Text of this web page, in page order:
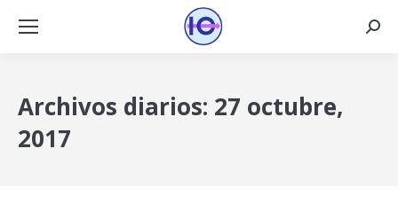
Archivos diarios: 27 octubre,
2017